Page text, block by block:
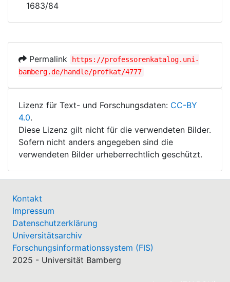
1683/84
Permalink
https://professorenkatalog.uni-
bamberg.de/handle/profkat/4777
Lizenz für Text- und Forschungsdaten: CC-BY
4.0.
Diese Lizenz gilt nicht für die verwendeten Bilder.
Sofern nicht anders angegeben sind die
verwendeten Bilder urheberrechtlich geschützt.
Kontakt
Impressum
Datenschutzerklärung
Universitätsarchiv
Forschungsinformationssystem (FIS)
2025 - Universität Bamberg